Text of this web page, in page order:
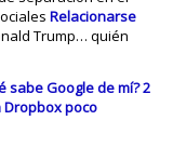
Relacionarse
Trump… quién
sabe Google de mí? 2
Dropbox poco